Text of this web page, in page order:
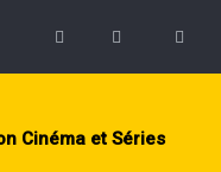
Cinéma et Séries